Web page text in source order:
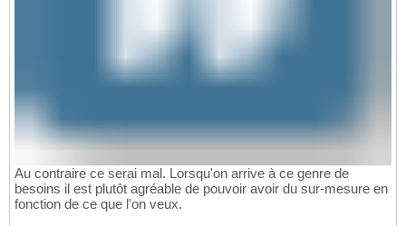
Au contraire ce serai mal. Lorsqu'on arrive à ce genre de
besoins il est plutôt agréable de pouvoir avoir du sur-mesure en
fonction de ce que l'on veux.